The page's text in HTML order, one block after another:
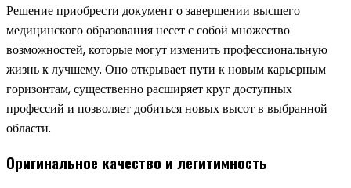
Решение приобрести документ о завершении высшего
медицинского образования несет с собой множество
возможностей, которые могут изменить профессиональную
жизнь к лучшему. Оно открывает пути к новым карьерным
горизонтам, существенно расширяет круг доступных
профессий и позволяет добиться новых высот в выбранной
области.
Оригинальное качество и легитимность